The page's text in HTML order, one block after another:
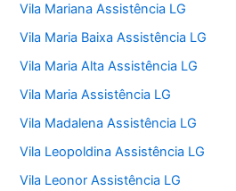
Vila Mariana Assistência LG
Vila Maria Baixa Assistência LG
Vila Maria Alta Assistência LG
Vila Maria Assistência LG
Vila Madalena Assistência LG
Vila Leopoldina Assistência LG
Vila Leonor Assistência LG